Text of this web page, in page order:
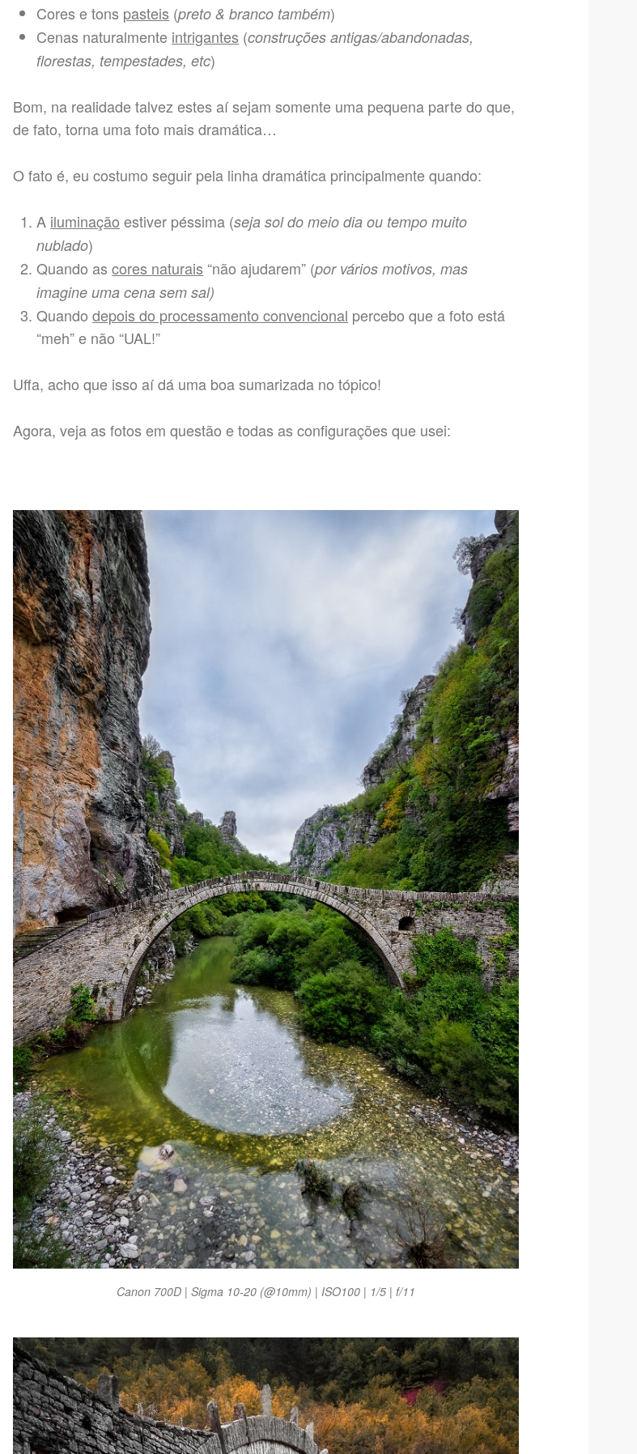
Cores e tons pasteis (preto & branco também)
Cenas naturalmente intrigantes (construções antigas/abandonadas,
florestas, tempestades, etc)
Bom, na realidade talvez estes aí sejam somente uma pequena parte do que,
de fato, torna uma foto mais dramática…
O fato é, eu costumo seguir pela linha dramática principalmente quando:
A iluminação estiver péssima (seja sol do meio dia ou tempo muito
nublado)
Quando ascores naturais “não ajudarem” (por vários motivos, mas
imagine uma cena sem sal)
Quandodepois do processamento convencional percebo que a foto está
“meh” e não “UAL!”
Uffa, acho que isso aí dá uma boa sumarizada no tópico!
Agora, veja as fotos em questão e todas as configurações que usei:
Canon 700D | Sigma 10-20 (@10mm) | ISO100 | 1/5 | f/11